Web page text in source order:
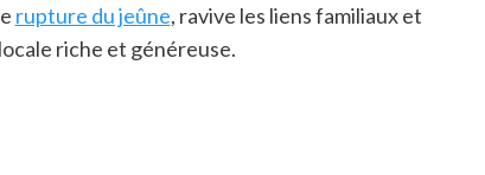
rupture du jeûne, ravive les liens familiaux et
riche et généreuse.